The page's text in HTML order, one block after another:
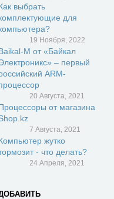
выбрать
для
19 Ноября, 2022
M от «Байкал
– первый
ARM-
20 Августа, 2021
от магазина
7 Августа, 2021
жутко
- что делать?
24 Апреля, 2021